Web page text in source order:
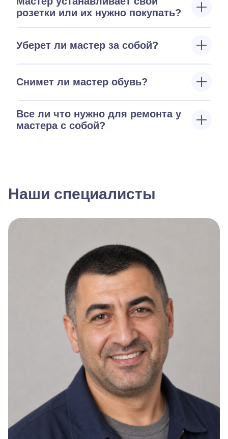
розетки или их нужно покупать?
Уберет ли мастер за собой?
Снимет ли мастер обувь?
Все ли что нужно для ремонта у
мастера с собой?
Наши специалисты